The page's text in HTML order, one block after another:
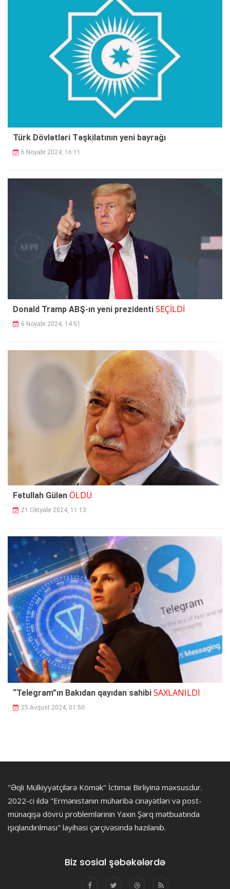
Türk Dövlətləri Təşkilatının yeni bayrağı
6 Noyabr 2024, 16:11
Donald Tramp ABŞ-ın yeni prezidenti SEÇİLDİ
6 Noyabr 2024, 14:51
Fətullah Gülən ÖLDÜ
21 Oktyabr 2024, 11:13
“Telegram”ın Bakıdan qayıdan sahibi SAXLANILDI
25 Avqust 2024, 01:50
"Əqli Mülkiyyətçilərə Kömək" İctimai Birliyinə məxsusdur.
2022-ci ildə "Ermənistanın müharibə cinayətləri və post-
münaqişə dövrü problemlərinin Yaxın Şərq mətbuatında
işıqlandırılması" layihəsi çərçivəsində hazılanıb.
Biz sosial şəbəkələrdə